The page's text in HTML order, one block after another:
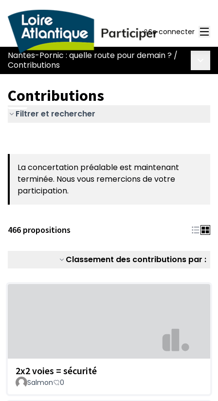
Se connecter
Nantes-Pornic : quelle route pour demain ? /
Contributions
Contributions
Filtrer et rechercher
La concertation préalable est maintenant
terminée. Nous vous remercions de votre
participation.
466 propositions
Classement des contributions par :
2x2 voies = sécurité
Salmon 0